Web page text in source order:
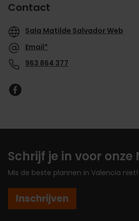
Contact
Sala Matilde Salvador Web
Email*
963 864 377
Schrijf je in voor onze
Mis de beste plannen in Valencia niet!
Inschrijven